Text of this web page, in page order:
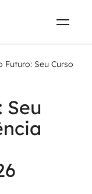
Futuro: Seu Curso
Seu